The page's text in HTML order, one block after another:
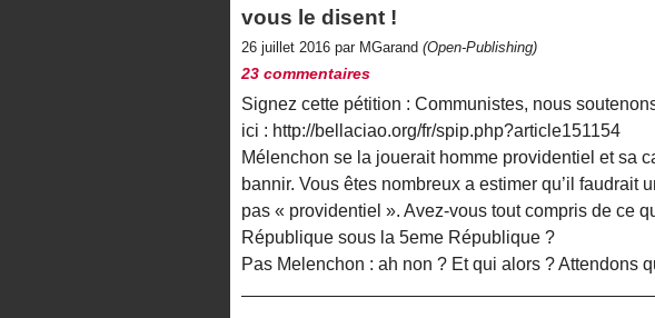
vous le disent !
26 juillet 2016 par MGarand (Open-Publishing)
23 commentaires
Signez cette pétition : Communistes, nous
ici : http://bellaciao.org/fr/spip.php?article151154
Mélenchon se la jouerait homme providentiel et sa
bannir. Vous êtes nombreux a estimer qu’il faudrait
pas « providentiel ». Avez-vous tout compris de ce
République sous la 5eme République ?
Pas Melenchon : ah non ? Et qui alors ? Attendons